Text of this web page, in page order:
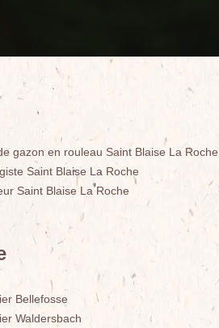
gazon en rouleau Saint Blaise La Roche
Saint Blaise La Roche
Saint Blaise La Roche
Bellefosse
Waldersbach